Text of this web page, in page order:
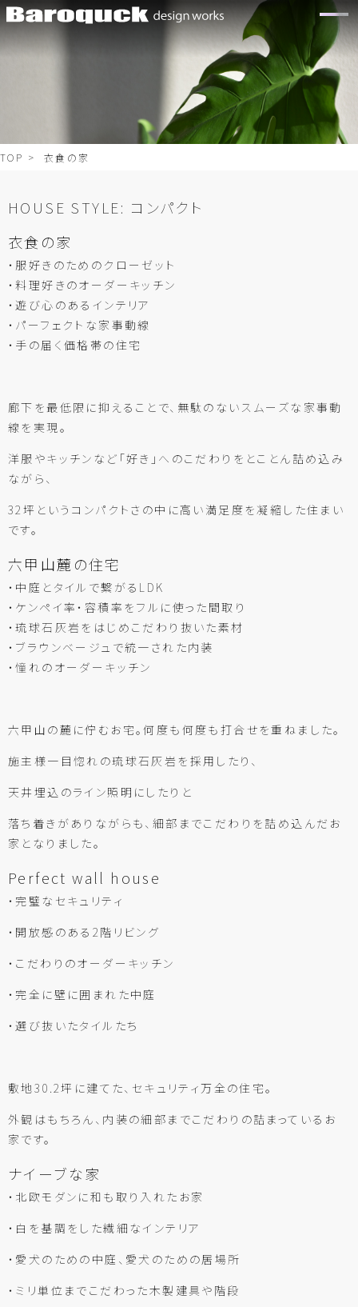
TOP > 衣食の家
HOUSE STYLE: コンパクト
衣食の家
・服好きのためのクローゼット
・料理好きのオーダーキッチン
・遊び心のあるインテリア
・パーフェクトな家事動線
・手の届く価格帯の住宅
廊下を最低限に抑えることで、無駄のないスムーズな家事動
線を実現。
洋服やキッチンなど「好き」へのこだわりをとことん詰め込み
ながら、
32坪というコンパクトさの中に高い満足度を凝縮した住まい
です。
六甲山麓の住宅
・中庭とタイルで繋がるLDK
・ケンペイ率・容積率をフルに使った間取り
・琉球石灰岩をはじめこだわり抜いた素材
・ブラウンベージュで統一された内装
・憧れのオーダーキッチン
六甲山の麓に佇むお宅。何度も何度も打合せを重ねました。
施主様一目惚れの琉球石灰岩を採用したり、
天井埋込のライン照明にしたりと
落ち着きがありながらも、細部までこだわりを詰め込んだお
家となりました。
Perfect wall house
・完璧なセキュリティ
・開放感のある2階リビング
・こだわりのオーダーキッチン
・完全に壁に囲まれた中庭
・選び抜いたタイルたち
敷地30.2坪に建てた、セキュリティ万全の住宅。
外観はもちろん、内装の細部までこだわりの詰まっているお
家です。
ナイーブな家
・北欧モダンに和も取り入れたお家
・白を基調をした繊細なインテリア
・愛犬のための中庭、愛犬のための居場所
・ミリ単位までこだわった木製建具や階段